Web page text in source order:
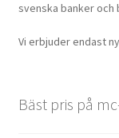
svenska banker och
Vi erbjuder endast
Bäst pris på